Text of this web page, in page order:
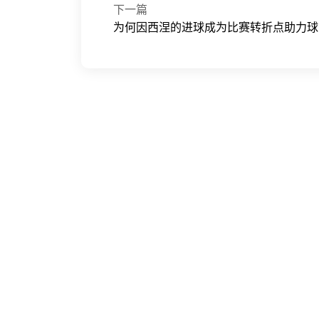
下一篇
为何因西涅的进球成为比赛转折点助力